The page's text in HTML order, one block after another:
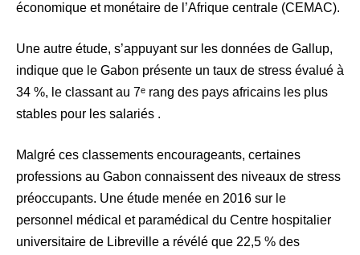
économique et monétaire de l’Afrique centrale (CEMAC).
Une autre étude, s’appuyant sur les données de Gallup,
indique que le Gabon présente un taux de stress évalué à
34 %, le classant au 7ᵉ rang des pays africains les plus
stables pour les salariés .​
Malgré ces classements encourageants, certaines
professions au Gabon connaissent des niveaux de stress
préoccupants. Une étude menée en 2016 sur le
personnel médical et paramédical du Centre hospitalier
universitaire de Libreville a révélé que 22,5 % des